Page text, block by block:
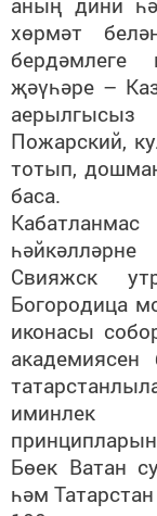
хөрмәт
җәүһәре –
аерылгысыз
Пожарский,
тотып,
баса.
Свияжск
Богородица
иконасы
иминлек
Бөек Ватан
һәм